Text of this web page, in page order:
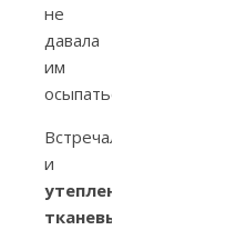
не
давала
им
осыпаться.
Встречались
и
утепленные
тканевые